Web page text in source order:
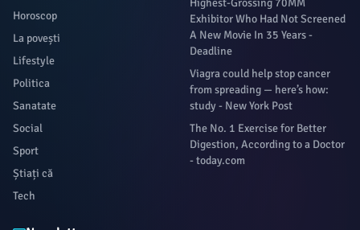
Horoscop
La povești
Lifestyle
Politica
Sanatate
Social
Sport
Știați că
Tech
Highest-Grossing 70MM
Exhibitor Who Had Not Screened
A New Movie In 35 Years -
Deadline
Viagra could help stop cancer
from spreading — here’s how:
study - New York Post
The No. 1 Exercise for Better
Digestion, According to a Doctor
- today.com